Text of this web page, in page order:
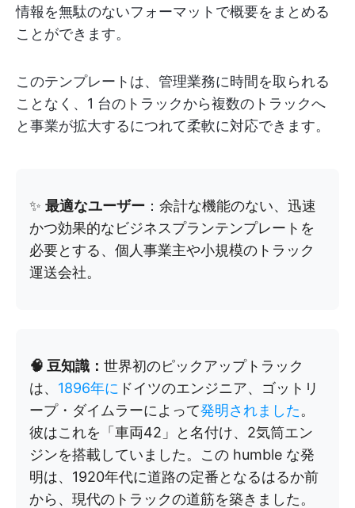
情報を無駄のないフォーマットで概要をまとめる
ことができます。
このテンプレートは、管理業務に時間を取られる
ことなく、1 台のトラックから複数のトラックへ
と事業が拡大するにつれて柔軟に対応できます。
✨ 最適なユーザー ：余計な機能のない、迅速
かつ効果的なビジネスプランテンプレートを
必要とする、個人事業主や小規模のトラック
運送会社。
🧠 豆知識： 世界初のピックアップトラック
は、 1896年に ドイツのエンジニア、ゴットリ
ープ・ダイムラーによって発明されました。
彼はこれを「車両42」と名付け、2気筒エン
ジンを搭載していました。この humble な発
明は、1920年代に道路の定番となるはるか前
から、現代のトラックの道筋を築きました。